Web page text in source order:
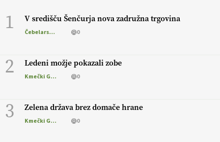
1 V središču Šenčurja nova zadružna trgovina
Čebelarstvo 0
2 Ledeni možje pokazali zobe
Kmečki Glas 0
3 Zelena država brez domače hrane
Kmečki Glas 0